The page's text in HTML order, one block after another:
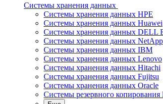
Системы хранения данных
Системы хранения данных HPE
Системы хранения данных Huawei
Системы хранения данных DELL
Cистемы хранения данных NetApp
Системы хранения данных IBM
Системы хранения данных Lenovo
Системы хранения данных Hitachi
Системы хранения данных Fujitsu
Системы хранения данных Oracle
Системы резервного копирования